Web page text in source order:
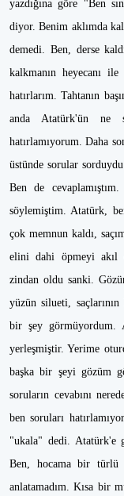
yazdığına göre "Ben
diyor. Benim aklımda
demedi. Ben, derse
kalkmanın heyecanı
hatırlarım. Tahtanın
anda Atatürk'ün ne
hatırlamıyorum. Daha
üstünde sorular
Ben de
söylemiştim. Atatürk,
çok memnun kaldı,
elini dahi öpmeyi akıl
zindan oldu sanki.
yüzün silueti, saçlarının
bir şey görmüyordum.
yerleşmiştir. Yerime
başka bir şeyi gözüm
soruların cevabını
ben soruları
"ukala" dedi. Atatürk'e
Ben, hocama bir türlü
anlatamadım. Kısa bir